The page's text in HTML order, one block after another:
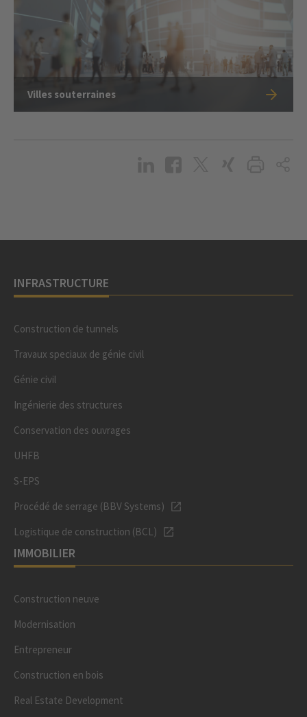
Villes souterraines
INFRASTRUCTURE
Construction de tunnels
Travaux speciaux de génie civil
Génie civil
Ingénierie des structures
Conservation des ouvrages
UHFB
S-EPS
Procédé de serrage (BBV Systems)
Logistique de construction (BCL)
IMMOBILIER
Construction neuve
Modernisation
Entrepreneur
Construction en bois
Real Estate Development